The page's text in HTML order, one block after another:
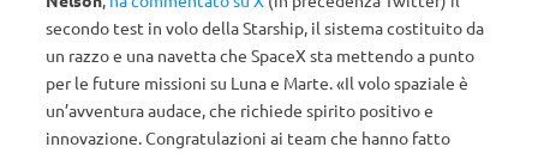
secondo test in volo della Starship, il sistema costituito da
un razzo e una navetta che SpaceX sta mettendo a punto
per le future missioni su Luna e Marte. «Il volo spaziale è
un’avventura audace, che richiede spirito positivo e
innovazione. Congratulazioni ai team che hanno fatto